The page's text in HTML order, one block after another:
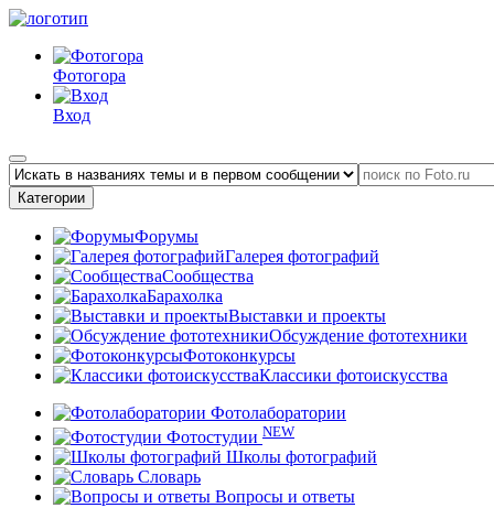
Фотогора
Вход
Категории
Форумы
Галерея фотографий
Сообщества
Барахолка
Выставки и проекты
Обсуждение фототехники
Фотоконкурсы
Классики фотоискусства
Фотолаборатории
Фотостудии NEW
Школы фотографий
Словарь
Вопросы и ответы